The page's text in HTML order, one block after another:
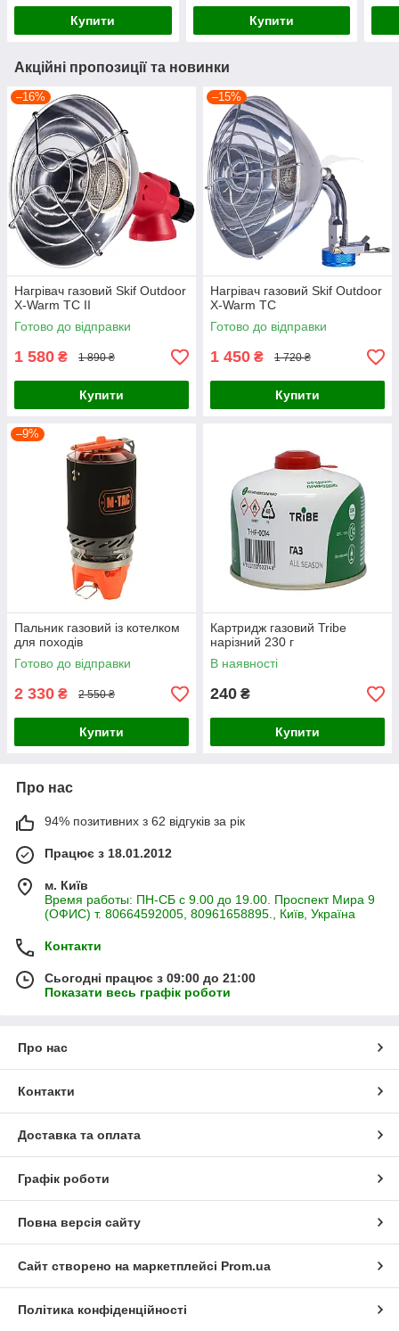
Купити Купити
Акційні пропозиції та новинки
–16%
Нагрівач газовий Skif Outdoor
X-Warm TC II
Готово до відправки
1 580 ₴ 1 890 ₴
Купити
–15%
Нагрівач газовий Skif Outdoor
X-Warm TC
Готово до відправки
1 450 ₴ 1 720 ₴
Купити
–9%
Пальник газовий із котелком
для походів
Готово до відправки
2 330 ₴ 2 550 ₴
Купити
Картридж газовий Tribe
нарізний 230 г
В наявності
240 ₴
Купити
Про нас
94% позитивних з 62 відгуків за рік
Працює з 18.01.2012
м. Київ
Время работы: ПН-СБ с 9.00 до 19.00. Проспект Мира 9
(ОФИС) т. 80664592005, 80961658895., Київ, Україна
Контакти
Сьогодні працює з 09:00 до 21:00
Показати весь графік роботи
Про нас
Контакти
Доставка та оплата
Графік роботи
Повна версія сайту
Сайт створено на маркетплейсі Prom.ua
Політика конфіденційності